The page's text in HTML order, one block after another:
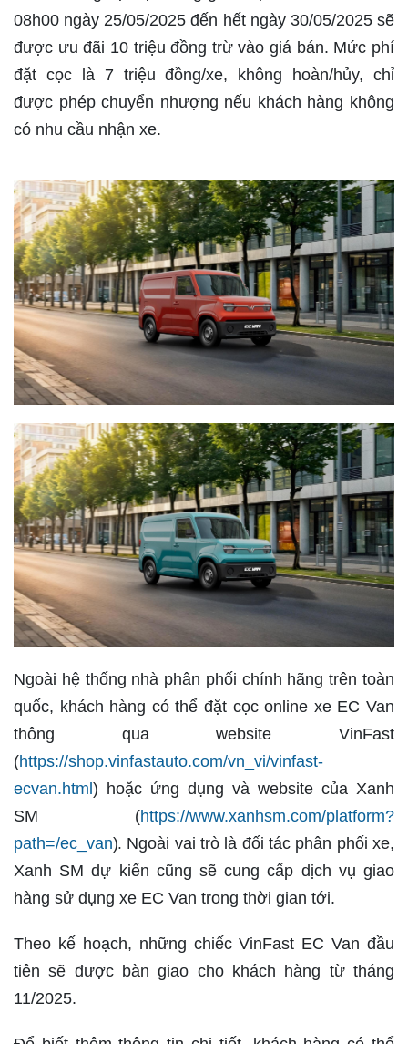
08h00 ngày 25/05/2025 đến hết ngày 30/05/2025 sẽ
được ưu đãi 10 triệu đồng trừ vào giá bán. Mức phí
đặt cọc là 7 triệu đồng/xe, không hoàn/hủy, chỉ
được phép chuyển nhượng nếu khách hàng không
có nhu cầu nhận xe.
Ngoài hệ thống nhà phân phối chính hãng trên toàn
quốc, khách hàng có thể đặt cọc online xe EC Van
thông qua website VinFast
(https://shop.vinfastauto.com/vn_vi/vinfast-
ecvan.html ) hoặc ứng dụng và website của Xanh
SM (https://www.xanhsm.com/platform?
path=/ec_van). Ngoài vai trò là đối tác phân phối xe,
Xanh SM dự kiến cũng sẽ cung cấp dịch vụ giao
hàng sử dụng xe EC Van trong thời gian tới.
Theo kế hoạch, những chiếc VinFast EC Van đầu
tiên sẽ được bàn giao cho khách hàng từ tháng
11/2025.